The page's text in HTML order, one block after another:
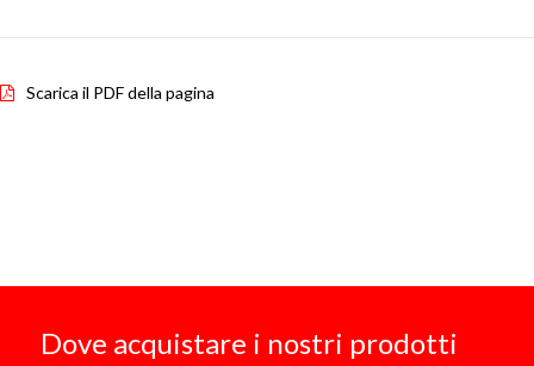
Scarica il PDF della pagina
Dove acquistare i nostri prodotti